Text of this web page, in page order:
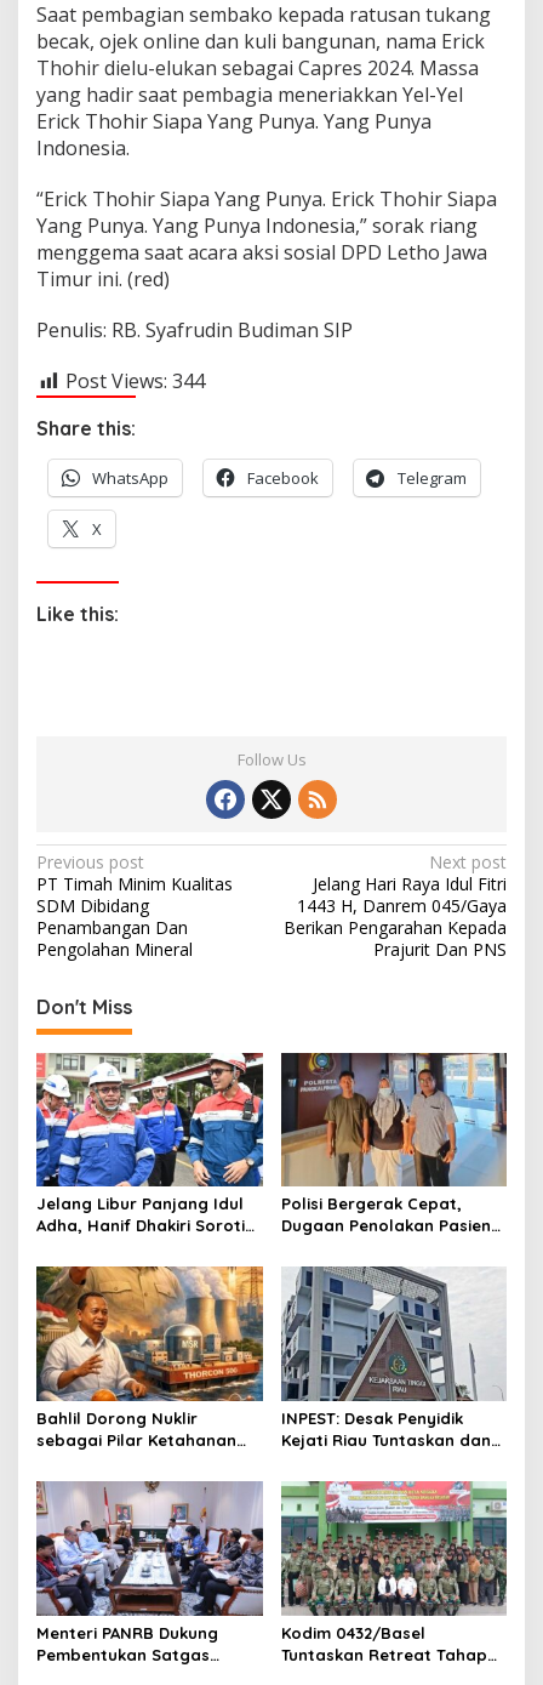
Saat pembagian sembako kepada ratusan tukang
becak, ojek online dan kuli bangunan, nama Erick
Thohir dielu-elukan sebagai Capres 2024. Massa
yang hadir saat pembagia meneriakkan Yel-Yel
Erick Thohir Siapa Yang Punya. Yang Punya
Indonesia.
“Erick Thohir Siapa Yang Punya. Erick Thohir Siapa
Yang Punya. Yang Punya Indonesia,” sorak riang
menggema saat acara aksi sosial DPD Letho Jawa
Timur ini. (red)
Penulis: RB. Syafrudin Budiman SIP
Post Views: 344
Share this:
WhatsApp Facebook Telegram
X
Like this:
Follow Us
P
o
s
t
n
a
v
i
g
a
t
i
o
n
Previous post
PT Timah Minim Kualitas
SDM Dibidang
Penambangan Dan
Pengolahan Mineral
Next post
Jelang Hari Raya Idul Fitri
1443 H, Danrem 045/Gaya
Berikan Pengarahan Kepada
Prajurit Dan PNS
Don't Miss
Jelang Libur Panjang Idul
Adha, Hanif Dhakiri Soroti
BBM Bersubsidi
Polisi Bergerak Cepat,
Dugaan Penolakan Pasien
Diusut Serius
Bahlil Dorong Nuklir
sebagai Pilar Ketahanan
INPEST: Desak Penyidik
Kejati Riau Tuntaskan dan
SPRH Rohil
Menteri PANRB Dukung
Pembentukan Satgas
Kodim 0432/Basel
Tuntaskan Retreat Tahap